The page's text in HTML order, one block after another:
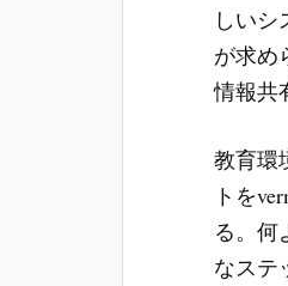
しい
が求め
情報共
教育環
トを
る。何
なステ